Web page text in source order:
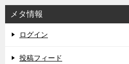
メタ情報
ログイン
投稿フィード